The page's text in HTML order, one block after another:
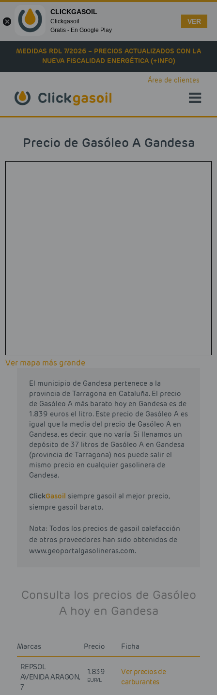
Skip to main content
MEDIDAS RDL 7/2026 – PRECIOS ACTUALIZADOS CON LA
NUEVA FISCALIDAD ENERGÉTICA (+INFO)
Área de clientes
Precio de Gasóleo A Gandesa
Ver mapa más grande
El municipio de Gandesa pertenece a la
provincia de Tarragona en Cataluña. El precio
de Gasóleo A más barato hoy en Gandesa es de
1.839 euros el litro. Este precio de Gasóleo A es
igual que la media del precio de Gasóleo A en
Gandesa, es decir, que no varía. Si llenamos un
depósito de 37 litros de Gasóleo A en Gandesa
(provincia de Tarragona) nos puede salir el
mismo precio en cualquier gasolinera de
Gandesa.
ClickGasoil siempre gasoil al mejor precio,
siempre gasoil barato.
Nota: Todos los precios de gasoil calefacción
de otros proveedores han sido obtenidos de
www.geoportalgasolineras.com.
Consulta los precios de Gasóleo
A hoy en Gandesa
Marcas Precio Ficha
REPSOL
AVENIDA ARAGON,
7
1.839
EUR/L
Ver precios de
carburantes
CLICKGASOIL
Clickgasoil
Gratis - En Google Play
VER